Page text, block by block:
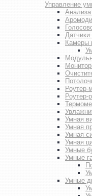
Управление
Датчики
Камеры
Роутер-
Роутер-
Умная
Умная
Умная
Умная
Умные
Умные
Умные